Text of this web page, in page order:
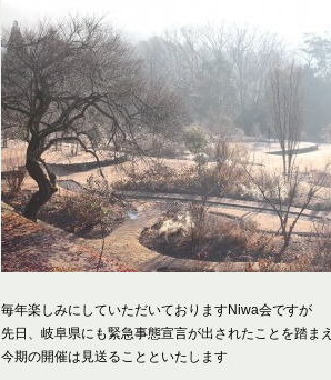
毎年楽しみにしていただいておりますNiwa会ですが
先日、岐阜県にも緊急事態宣言が出されたことを踏まえ
今期の開催は見送ることといたします